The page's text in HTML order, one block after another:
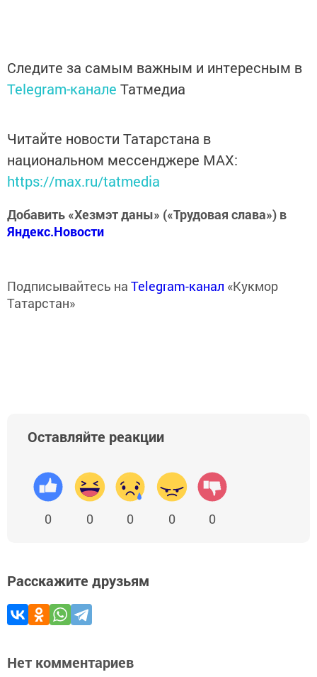
Следите за самым важным и интересным в
Telegram-канале Татмедиа
Читайте новости Татарстана в
национальном мессенджере MАХ:
https://max.ru/tatmedia
Добавить «Хезмэт даны» («Трудовая слава») в
Яндекс.Новости
Подписывайтесь на Telegram-канал «Кукмор
Татарстан»
Оставляйте реакции
0 0 0 0 0
Расскажите друзьям
Нет комментариев